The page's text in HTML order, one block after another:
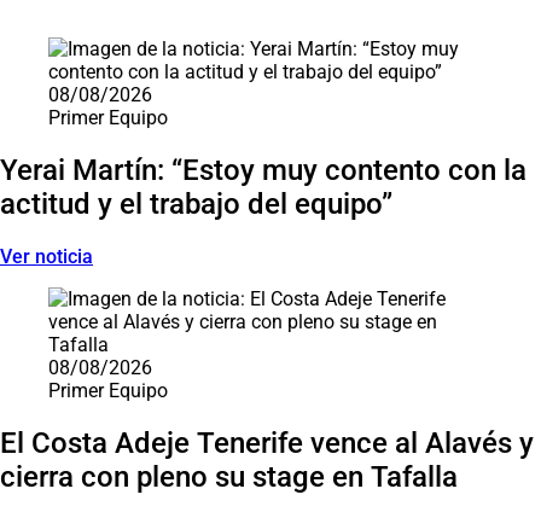
08/08/2026
Primer Equipo
Yerai Martín: “Estoy muy contento con la
actitud y el trabajo del equipo”
Ver noticia
08/08/2026
Primer Equipo
El Costa Adeje Tenerife vence al Alavés y
cierra con pleno su stage en Tafalla